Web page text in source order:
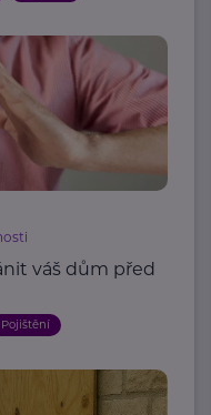
váš dům před
Pojištění